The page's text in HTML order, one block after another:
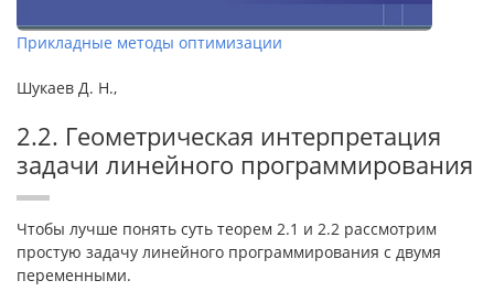
Прикладные методы оптимизации
Шукаев Д. Н.,
2.2. Геометрическая интерпретация
задачи линейного программирования
Чтобы лучше понять суть теорем 2.1 и 2.2 рассмотрим
простую задачу линейного программирования с двумя
переменными.